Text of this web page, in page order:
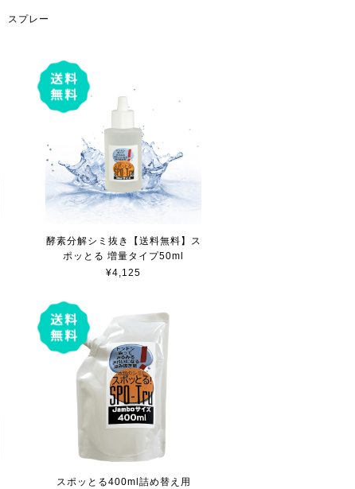
スプレー
酵素分解シミ抜き【送料無料】ス
ポッとる 増量タイプ50ml
¥4,125
スポッとる400ml詰め替え用